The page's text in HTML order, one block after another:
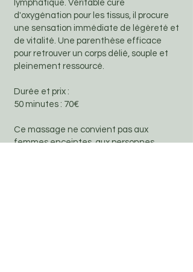
lymphatique. Véritable cure
d'oxygénation pour les tissus, il procure
une sensation immédiate de légèreté et
de vitalité. Une parenthèse efficace
pour retrouver un corps délié, souple et
pleinement ressourcé.
Durée et prix :
50 minutes : 70€
Ce massage ne convient pas aux
femmes enceintes, aux personnes